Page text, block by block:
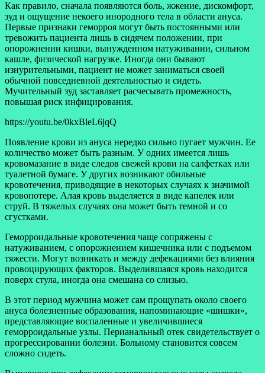
Как правило, сначала появляются боль, жжение, дискомфорт,
зуд и ощущение некоего инородного тела в области ануса.
Первые признаки геморроя могут быть постоянными или
тревожить пациента лишь в сидячем положении, при
опорожнении кишки, вынужденном натуживании, сильном
кашле, физической нагрузке. Иногда они бывают
изнурительными, пациент не может заниматься своей
обычной повседневной деятельностью и сидеть.
Мучительный зуд заставляет расчесывать промежность,
повышая риск инфицирования.
https://youtu.be/0kxBleL6jqQ
Появление крови из ануса нередко сильно пугает мужчин. Ее
количество может быть разным. У одних имеется лишь
кровомазание в виде следов свежей крови на салфетках или
туалетной бумаге. У других возникают обильные
кровотечения, приводящие в некоторых случаях к значимой
кровопотере. Алая кровь выделяется в виде капелек или
струй. В тяжелых случаях она может быть темной и со
сгустками.
Геморроидальные кровотечения чаще сопряжены с
натуживанием, с опорожнением кишечника или с подъемом
тяжести. Могут возникать и между дефекациями без влияния
провоцирующих факторов. Выделившаяся кровь находится
поверх стула, иногда она смешана со слизью.
В этот период мужчина может сам прощупать около своего
ануса болезненные образования, напоминающие «шишки»,
представляющие воспаленные и увеличившиеся
геморроидальные узлы. Перианальный отек свидетельствует о
прогрессировании болезни. Больному становится совсем
сложно сидеть.